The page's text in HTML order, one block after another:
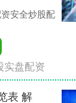
安全炒股配
实盘配资
表 解